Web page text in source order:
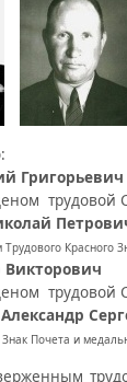
Григорьевич
трудовой
Красного
трудовой
Почета и